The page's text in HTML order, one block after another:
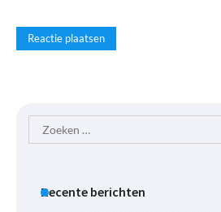
Zoeken
naar:
Recente berichten